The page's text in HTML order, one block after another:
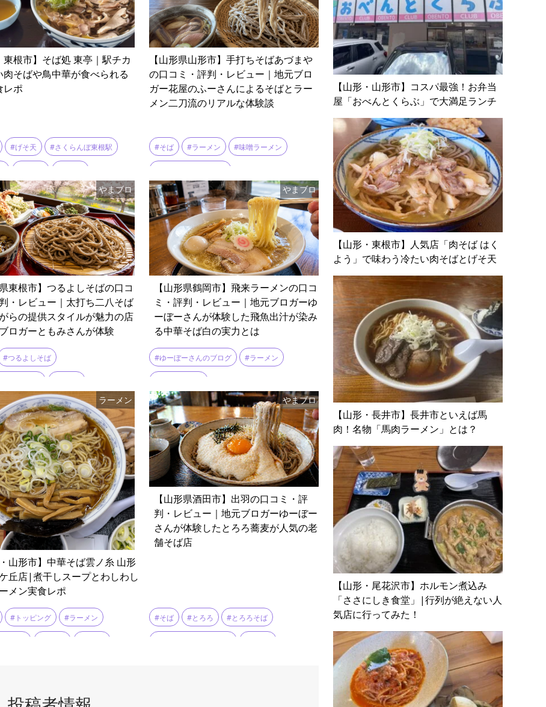
東根市】そば処 東亭｜駅チカ
肉そばや鳥中華が食べられる
レポ
#げそ天 #さくらんぼ東根駅
そば #出前 #家族連れ
#鳥中華
【山形県山形市】手打ちそばあづまや
の口コミ・評判・レビュー｜地元ブロ
ガー花屋のふーさんによるそばとラー
メン二刀流のリアルな体験談
#そば #ラーメン #味噌ラーメン
#花屋のふーさんのブログ #鴨汁
県東根市】つるよしそばの口コ
・レビュー｜太打ち二八そば
らの提供スタイルが魅力の店
ロガーともみさんが体験
やまブロ
#つるよしそば
【山形県鶴岡市】飛来ラーメンの口コ
ミ・評判・レビュー｜地元ブロガーゆ
ーぼーさんが体験した飛魚出汁が染み
る中華そば白の実力とは
やまブロ
#ゆーぼーさんのブログ #ラーメン
・山形市】中華そば雲ノ糸 山形
丘店|煮干しスープとわしわし
メン実食レポ
ラーメン
#トッピング #ラーメン
【山形県酒田市】出羽の口コミ・評
判・レビュー｜地元ブロガーゆーぼー
さんが体験したとろろ蕎麦が人気の老
舗そば店
やまブロ
#そば #とろろ #とろろそば
【山形・山形市】コスパ最強！お弁当
屋「おべんとくらぶ」で大満足ランチ
【山形・東根市】人気店「肉そば はく
よう」で味わう冷たい肉そばとげそ天
【山形・長井市】長井市といえば馬
肉！名物「馬肉ラーメン」とは？
【山形・尾花沢市】ホルモン煮込み
「ささにしき食堂」|行列が絶えない人
気店に行ってみた！